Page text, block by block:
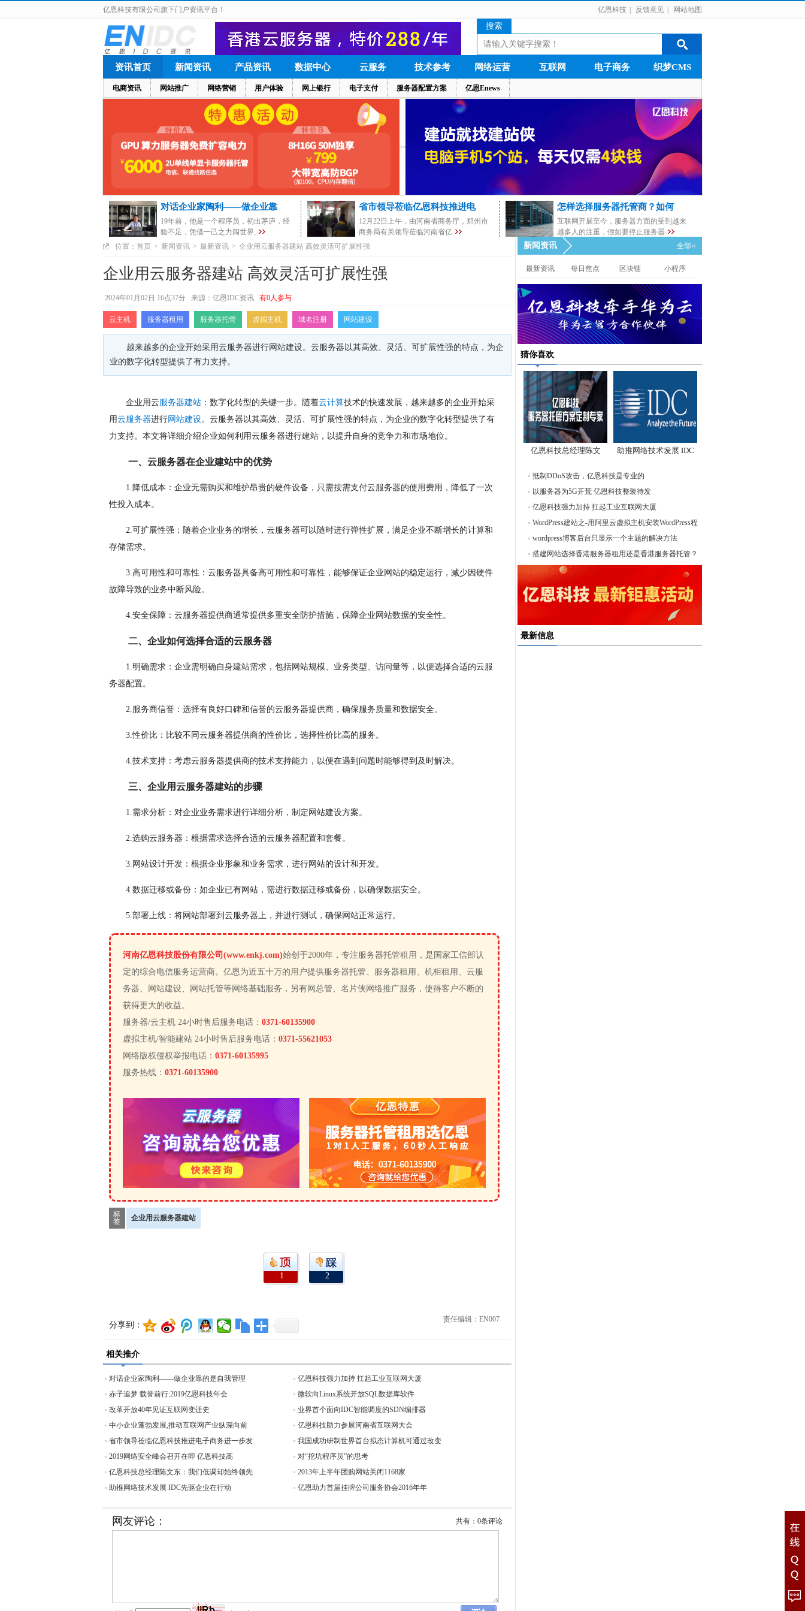
亿恩科技 反馈意见 网站地图
亿恩科技有限公司旗下门户资讯平台！
搜索
资讯首页
电商资讯 网站推广 网络营销 用户体验 网上银行 电子支付 服务器配置方案 亿恩Enews
新闻资讯 产品资讯 数据中心 云服务 技术参考 网络运营 互联网 电子商务 织梦CMS
对话企业家陶利——做企业靠
19年前，他是一个程序员，初出茅庐，经
验不足，凭借一己之力闯世界;
省市领导莅临亿恩科技推进电
12月22日上午，由河南省商务厅，郑州市
商务局有关领导莅临河南省亿
怎样选择服务器托管商？如何
互联网开展至今，服务器方面的受到越来
越多人的注重，假如要停止服务器
位置： 首页 > 新闻资讯 > 最新资讯 > 企业用云服务器建站 高效灵活可扩展性强
企业用云服务器建站 高效灵活可扩展性强
2024年01月02日 16点37分 来源：亿恩IDC资讯 有0人参与
云主机 服务器租用 服务器托管 虚拟主机 域名注册 网站建设
越来越多的企业开始采用云服务器进行网站建设。云服务器以其高效、灵活、可扩展性强的特点，为企
业的数字化转型提供了有力支持。
企业用云服务器建站 ：数字化转型的关键一步。随着云计算技术的快速发展，越来越多的企业开始采
用云服务器进行网站建设。云服务器以其高效、灵活、可扩展性强的特点，为企业的数字化转型提供了有
力支持。本文将详细介绍企业如何利用云服务器进行建站，以提升自身的竞争力和市场地位。
一、云服务器在企业建站中的优势
1.降低成本：企业无需购买和维护昂贵的硬件设备，只需按需支付云服务器的使用费用，降低了一次
性投入成本。
2.可扩展性强：随着企业业务的增长，云服务器可以随时进行弹性扩展，满足企业不断增长的计算和
存储需求。
3.高可用性和可靠性：云服务器具备高可用性和可靠性，能够保证企业网站的稳定运行，减少因硬件
故障导致的业务中断风险。
4.安全保障：云服务器提供商通常提供多重安全防护措施，保障企业网站数据的安全性。
二、企业如何选择合适的云服务器
1.明确需求：企业需明确自身建站需求，包括网站规模、业务类型、访问量等，以便选择合适的云服
务器配置。
2.服务商信誉：选择有良好口碑和信誉的云服务器提供商，确保服务质量和数据安全。
3.性价比：比较不同云服务器提供商的性价比，选择性价比高的服务。
4.技术支持：考虑云服务器提供商的技术支持能力，以便在遇到问题时能够得到及时解决。
三、企业用云服务器建站的步骤
1.需求分析：对企业业务需求进行详细分析，制定网站建设方案。
2.选购云服务器：根据需求选择合适的云服务器配置和套餐。
3.网站设计开发：根据企业形象和业务需求，进行网站的设计和开发。
4.数据迁移或备份：如企业已有网站，需进行数据迁移或备份，以确保数据安全。
5.部署上线：将网站部署到云服务器上，并进行测试，确保网站正常运行。
河南亿恩科技股份有限公司(www.enkj.com)始创于2000年，专注服务器托管租用，是国家工信部认
定的综合电信服务运营商。亿恩为近五十万的用户提供服务器托管、服务器租用、机柜租用、云服
务器、网站建设、网站托管等网络基础服务，另有网总管、名片侠网络推广服务，使得客户不断的
获得更大的收益。
服务器/云主机 24小时售后服务电话： 0371-60135900
虚拟主机/智能建站 24小时售后服务电话： 0371-55621053
网络版权侵权举报电话： 0371-60135995
服务热线： 0371-60135900
标
签
企业用云服务器建站
1 2
分享到：
责任编辑：EN007
相关推介
对话企业家陶利——做企业靠的是自我管理
赤子追梦 载誉前行:2019亿恩科技年会
改革开放40年见证互联网变迁史
中小企业蓬勃发展,推动互联网产业纵深向前
省市领导莅临亿恩科技推进电子商务进一步发
2019网络安全峰会召开在即 亿恩科技高
亿恩科技总经理陈文东：我们低调却始终领先
助推网络技术发展 IDC先驱企业在行动
亿恩科技强力加持 扛起工业互联网大厦
微软向Linux系统开放SQL数据库软件
业界首个面向IDC智能调度的SDN编排器
亿恩科技助力参展河南省互联网大会
我国成功研制世界首台拟态计算机可通过改变
对“挖坑程序员”的思考
2013年上半年团购网站关闭1168家
亿恩助力首届挂牌公司服务协会2016年年
共有：0条评论
网友评论：
新闻资讯 全部››
最新资讯 每日焦点 区块链 小程序
猜你喜欢
亿恩科技总经理陈文
先
助推网络技术发展 IDC
抵制DDoS攻击，亿恩科技是专业的
以服务器为5G开荒 亿恩科技整装待发
亿恩科技强力加持 扛起工业互联网大厦
WordPress建站之-用阿里云虚拟主机安装WordPress程
序！
wordpress博客后台只显示一个主题的解决方法
搭建网站选择香港服务器租用还是香港服务器托管？
最新信息